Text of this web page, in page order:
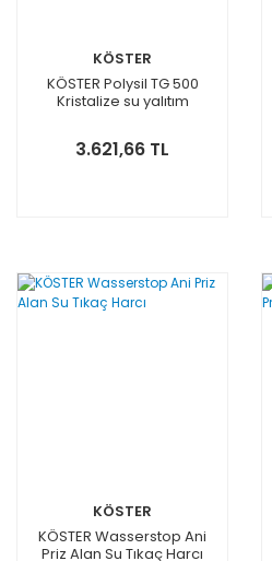
KÖSTER
KÖSTER Polysil TG 500
Kristalize su yalıtım
3.621,66 TL
KÖSTER
KÖSTER Wasserstop Ani
Priz Alan Su Tıkaç Harcı